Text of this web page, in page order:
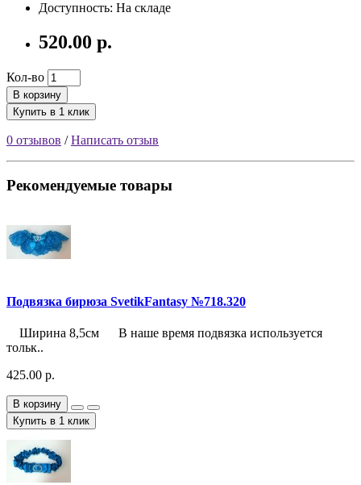
Доступность: На складе
520.00 р.
Кол-во
В корзину
Купить в 1 клик
0 отзывов /Написать отзыв
Рекомендуемые товары
Подвязка бирюза SvetikFantasy №718.320
Ширина 8,5см В наше время подвязка используется
тольк..
425.00 р.
В корзину
Купить в 1 клик